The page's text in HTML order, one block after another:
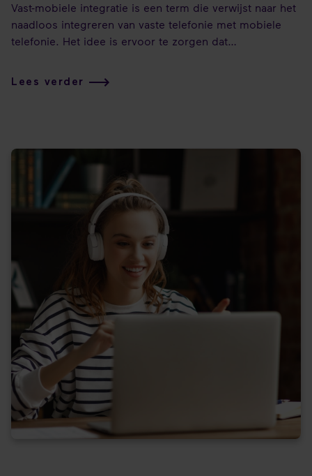
Vast-mobiele integratie is een term die verwijst naar het
naadloos integreren van vaste telefonie met mobiele
telefonie. Het idee is ervoor te zorgen dat
soepel verloopt en dat medewerkers toegang hebben
Lees verder